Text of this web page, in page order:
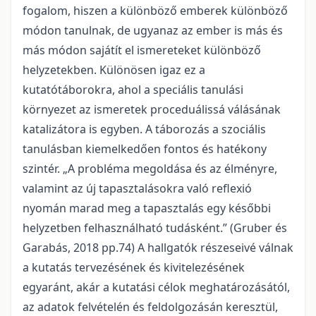
fogalom, hiszen a különböző emberek különböző
módon tanulnak, de ugyanaz az ember is más és
más módon sajátít el ismereteket különböző
helyzetekben. Különösen igaz ez a
kutatótáborokra, ahol a speciális tanulási
környezet az ismeretek proceduálissá válásának
katalizátora is egyben. A táborozás a szociális
tanulásban kiemelkedően fontos és hatékony
szintér. „A probléma megoldása és az élményre,
valamint az új tapasztalásokra való reflexió
nyomán marad meg a tapasztalás egy későbbi
helyzetben felhasználható tudásként.” (Gruber és
Garabás, 2018 pp.74) A hallgatók részeseivé válnak
a kutatás tervezésének és kivitelezésének
egyaránt, akár a kutatási célok meghatározásától,
az adatok felvételén és feldolgozásán keresztül,